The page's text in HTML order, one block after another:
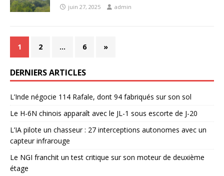
juin 27, 2025 admin
1 2 … 6 »
DERNIERS ARTICLES
L’Inde négocie 114 Rafale, dont 94 fabriqués sur son sol
Le H-6N chinois apparaît avec le JL-1 sous escorte de J-20
L’IA pilote un chasseur : 27 interceptions autonomes avec un
capteur infrarouge
Le NGI franchit un test critique sur son moteur de deuxième
étage